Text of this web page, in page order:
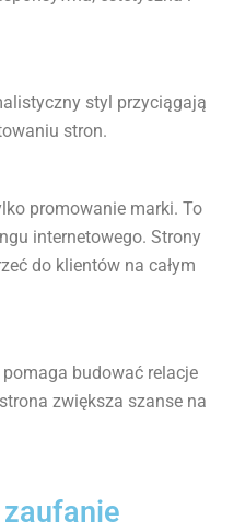
styl przyciągają
stron.
promowanie marki. To
internetowego. Strony
do klientów na całym
budować relacje
zwiększa szanse na